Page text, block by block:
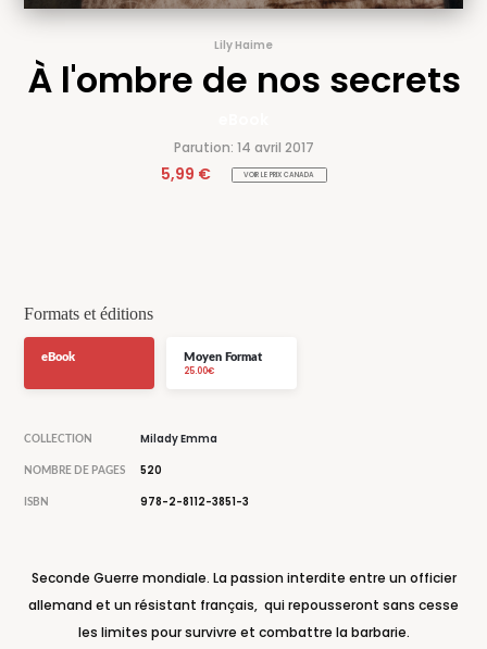
Lily Haime
À l'ombre de nos secrets
Parution: 14 avril 2017
5,99 € VOIR LE PRIX CANADA
Formats et éditions
eBook
Moyen Format
25.00€
COLLECTION Milady Emma
NOMBRE DE PAGES 520
ISBN 978-2-8112-3851-3
Seconde Guerre mondiale. La passion interdite entre un officier
allemand et un résistant français, qui repousseront sans cesse
les limites pour survivre et combattre la barbarie.